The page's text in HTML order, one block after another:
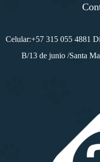
Celular:+57 315 055 4881
B/13 de junio /Santa